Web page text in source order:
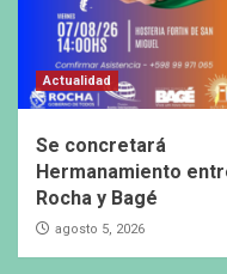
Actualidad
Se concretará
Hermanamiento
Rocha y Bagé
agosto 5, 2026